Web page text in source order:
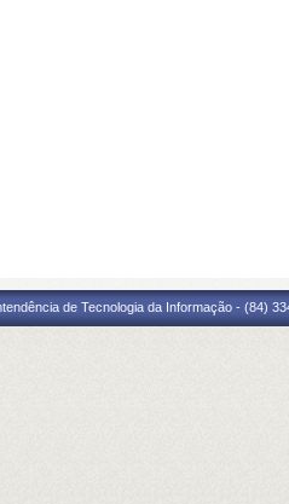
de Tecnologia da Informação - (84)